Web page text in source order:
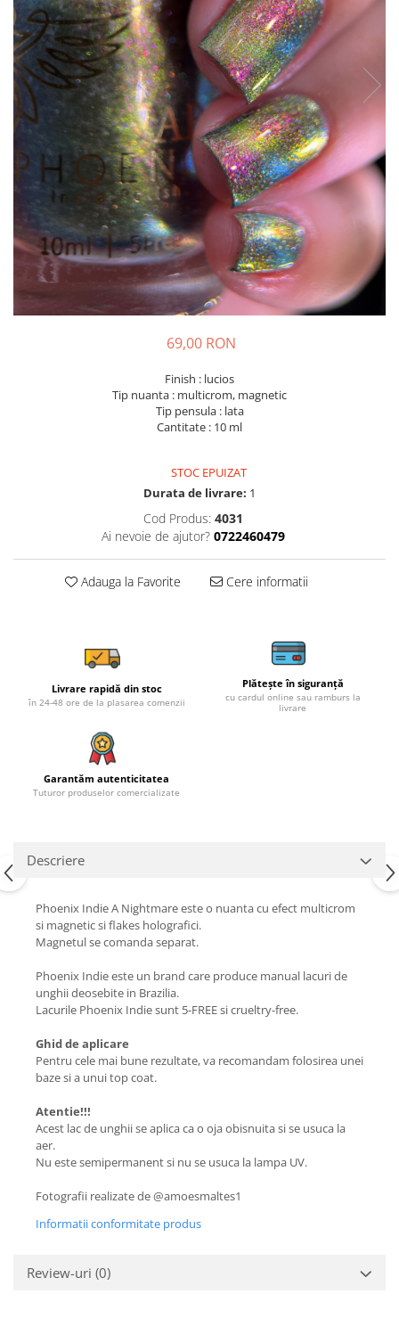
69,00 RON
Finish : lucios
Tip nuanta : multicrom, magnetic
Tip pensula : lata
Cantitate : 10 ml
STOC EPUIZAT
Durata de livrare: 1
Cod Produs: 4031
Ai nevoie de ajutor? 0722460479
Adauga la Favorite Cere informatii
Livrare rapidă din stoc
în 24-48 ore de la plasarea comenzii
Plătește în siguranță
cu cardul online sau ramburs la
livrare
Garantăm autenticitatea
Tuturor produselor comercializate
Descriere
Phoenix Indie A Nightmare este o nuanta cu efect multicrom
si magnetic si flakes holografici.
Magnetul se comanda separat.
Phoenix Indie este un brand care produce manual lacuri de
unghii deosebite in Brazilia.
Lacurile Phoenix Indie sunt 5-FREE si crueltry-free.
Ghid de aplicare
Pentru cele mai bune rezultate, va recomandam folosirea unei
baze si a unui top coat.
Atentie!!!
Acest lac de unghii se aplica ca o oja obisnuita si se usuca la
aer.
Nu este semipermanent si nu se usuca la lampa UV.
Fotografii realizate de @amoesmaltes1
Informatii conformitate produs
Review-uri (0)